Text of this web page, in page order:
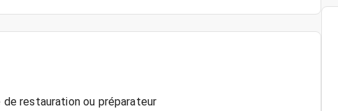
restauration ou préparateur